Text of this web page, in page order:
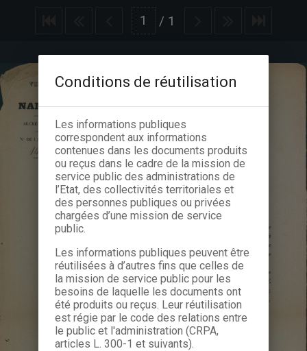
/ 1
Conditions de réutilisation
Les informations publiques
correspondent aux informations
contenues dans les documents produits
ou reçus dans le cadre de la mission de
service public des administrations de
l’Etat, des collectivités territoriales et
des personnes publiques ou privées
chargées d’une mission de service
public.
Les informations publiques peuvent être
réutilisées à d’autres fins que celles de
la mission de service public pour les
besoins de laquelle les documents ont
été produits ou reçus. Leur réutilisation
est régie par le code des relations entre
le public et l'administration (CRPA,
articles L. 300-1 et suivants).